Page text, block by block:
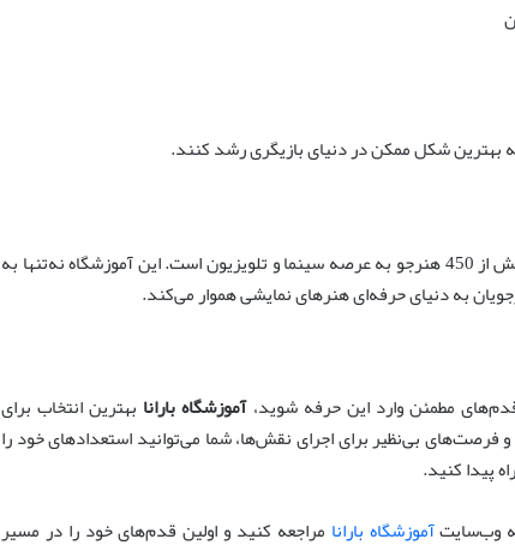
بهترین شکل ممکن در دنیای بازیگری رشد کنند.
یکی از بزرگترین افتخارات آموزشگاه بارانا، معرفی بیش از 450 هنرجو به عرصه سینما و تلویزیون است. این آموزشگاه نه‌تنها به
به دنیای حرفه‌ای هنرهای نمایشی هموار می‌کند.
مطمئن وارد این حرفه شوید،آموزشگاه بارانا بهترین انتخاب برای
بی‌نظیر برای اجرای نقش‌ها، شما می‌توانید استعدادهای خود را
پیدا کنید.
وب‌سایتآموزشگاه بارانا مراجعه کنید و اولین قدم‌های خود را در مسیر